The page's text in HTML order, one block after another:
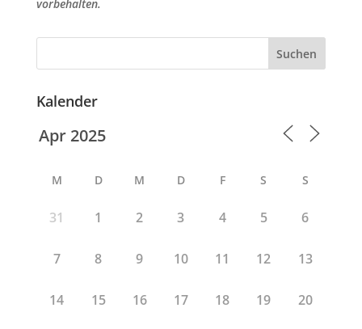
vorbehalten.
Suchen
Kalender
M D M D F S S
31 1 2 3 4 5 6
7 8 9 10 11 12 13
14 15 16 17 18 19 20